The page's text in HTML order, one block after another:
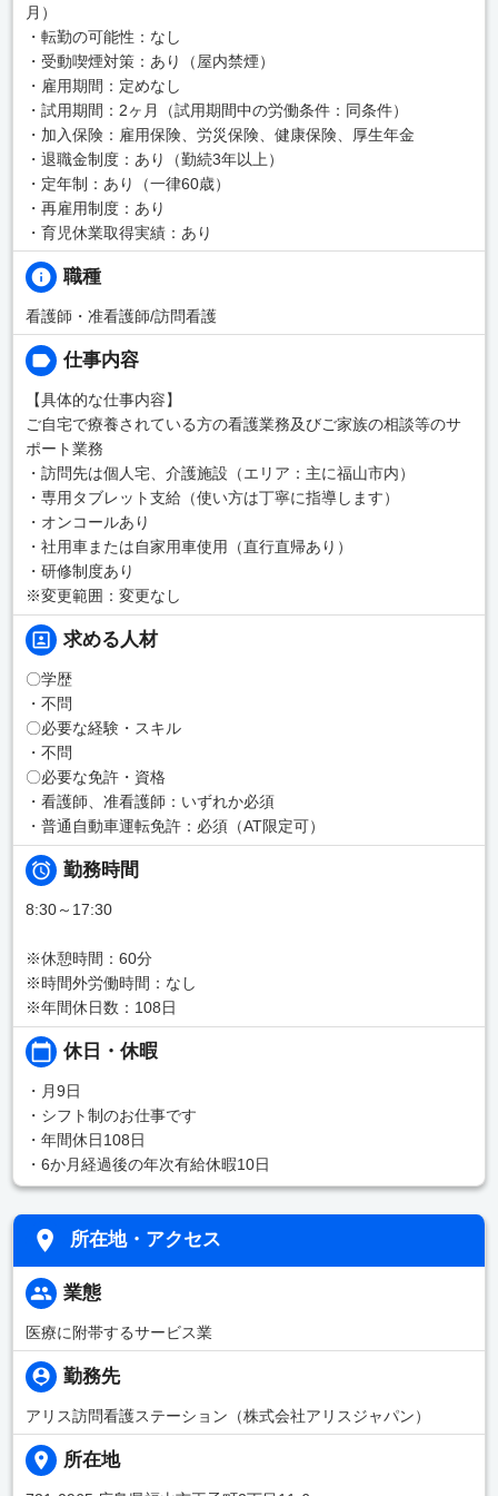
月）
・転勤の可能性：なし
・受動喫煙対策：あり（屋内禁煙）
・雇用期間：定めなし
・試用期間：2ヶ月（試用期間中の労働条件：同条件）
・加入保険：雇用保険、労災保険、健康保険、厚生年金
・退職金制度：あり（勤続3年以上）
・定年制：あり（一律60歳）
・再雇用制度：あり
・育児休業取得実績：あり
職種
看護師・准看護師/訪問看護
仕事内容
【具体的な仕事内容】
ご自宅で療養されている方の看護業務及びご家族の相談等のサ
ポート業務
・訪問先は個人宅、介護施設（エリア：主に福山市内）
・専用タブレット支給（使い方は丁寧に指導します）
・オンコールあり
・社用車または自家用車使用（直行直帰あり）
・研修制度あり
※変更範囲：変更なし
求める人材
〇学歴
・不問
〇必要な経験・スキル
・不問
〇必要な免許・資格
・看護師、准看護師：いずれか必須
・普通自動車運転免許：必須（AT限定可）
勤務時間
8:30～17:30
※休憩時間：60分
※時間外労働時間：なし
※年間休日数：108日
休日・休暇
・月9日
・シフト制のお仕事です
・年間休日108日
・6か月経過後の年次有給休暇10日
所在地・アクセス
業態
医療に附帯するサービス業
勤務先
アリス訪問看護ステーション（株式会社アリスジャパン）
所在地